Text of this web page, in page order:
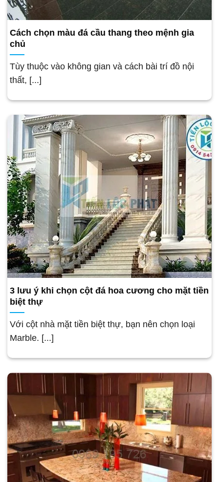
Cách chọn màu đá cầu thang theo mệnh gia
chủ
Tùy thuộc vào không gian và cách bài trí đồ nội
thất, [...]
3 lưu ý khi chọn cột đá hoa cương cho mặt tiền
biệt thự
Với cột nhà mặt tiền biệt thự, bạn nên chọn loại
Marble. [...]